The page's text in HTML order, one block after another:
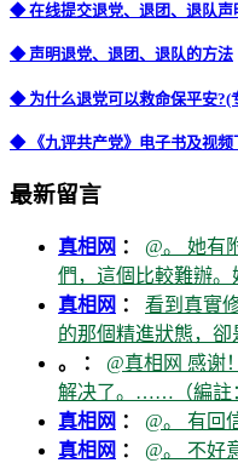
◆ 在线提交退党、退团、退队声
◆ 声明退党、退团、退队的方法
◆ 为什么退党可以救命保平安?(
◆ 《九评共产党》电子书及视频
最新留言
真相网 ： @。 她有
們，這個比較難辦
真相网 ： 看到真實
的那個精進狀態，
。 ： @真相网 感谢
解决了。……（編註
真相网 ： @。 有回
真相网 ： @。 不好